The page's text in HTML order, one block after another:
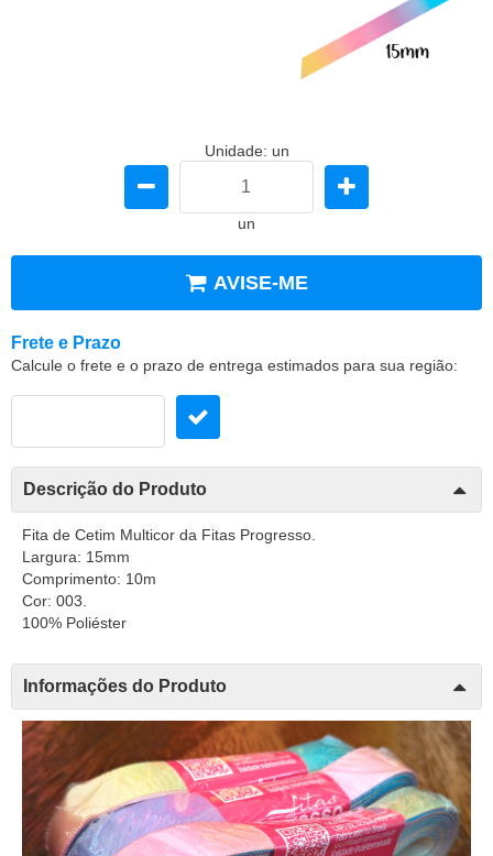
Unidade: un
un
AVISE-ME
Frete e Prazo
Calcule o frete e o prazo de entrega estimados para sua região:
Descrição do Produto
Fita de Cetim Multicor da Fitas Progresso.
Largura: 15mm
Comprimento: 10m
Cor: 003.
100% Poliéster
Informações do Produto